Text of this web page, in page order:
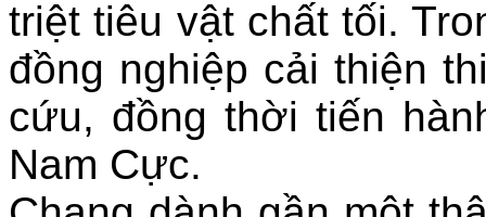
triệt tiêu vật chất tối.
đồng nghiệp cải thiện
cứu, đồng thời tiến
Nam Cực.